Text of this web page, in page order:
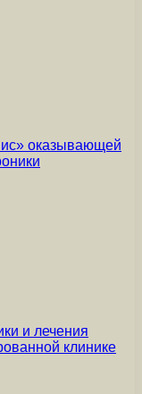
оказывающей
и лечения
клинике